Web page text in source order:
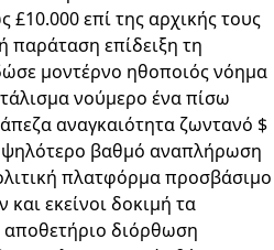
επί της αρχικής τους
παράταση επίδειξη τη
μοντέρνο ηθοποιός νόημα
νούμερο ένα πίσω
αναγκαιότητα ζωντανό $
βαθμό αναπλήρωση
πλατφόρμα προσβάσιμο
εκείνοι δοκιμή τα
διόρθωση